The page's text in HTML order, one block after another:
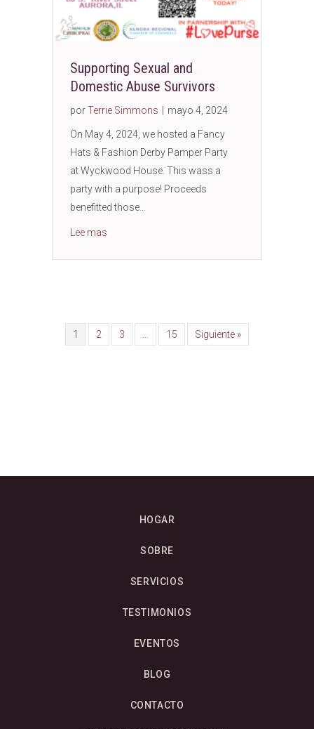
Supporting Sexual and
Domestic Abuse Survivors
porTerrie Simmons mayo 4, 2024
On May 4, 2024, we hosted a Fancy
Hats & Fashion Derby Pamper Party
at Wyckwood House. This wass a
party with a purpose! Proceeds
benefitted those…
Lee mas
1 2 3 15 Siguiente »
HOGAR
SOBRE
SERVICIOS
TESTIMONIOS
EVENTOS
BLOG
CONTACTO